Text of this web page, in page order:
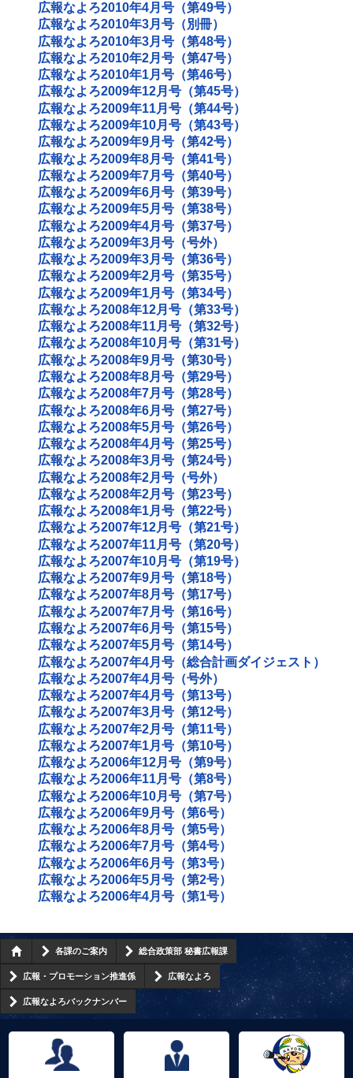
広報なよろ2010年4月号（第49号）
広報なよろ2010年3月号（別冊）
広報なよろ2010年3月号（第48号）
広報なよろ2010年2月号（第47号）
広報なよろ2010年1月号（第46号）
広報なよろ2009年12月号（第45号）
広報なよろ2009年11月号（第44号）
広報なよろ2009年10月号（第43号）
広報なよろ2009年9月号（第42号）
広報なよろ2009年8月号（第41号）
広報なよろ2009年7月号（第40号）
広報なよろ2009年6月号（第39号）
広報なよろ2009年5月号（第38号）
広報なよろ2009年4月号（第37号）
広報なよろ2009年3月号（号外）
広報なよろ2009年3月号（第36号）
広報なよろ2009年2月号（第35号）
広報なよろ2009年1月号（第34号）
広報なよろ2008年12月号（第33号）
広報なよろ2008年11月号（第32号）
広報なよろ2008年10月号（第31号）
広報なよろ2008年9月号（第30号）
広報なよろ2008年8月号（第29号）
広報なよろ2008年7月号（第28号）
広報なよろ2008年6月号（第27号）
広報なよろ2008年5月号（第26号）
広報なよろ2008年4月号（第25号）
広報なよろ2008年3月号（第24号）
広報なよろ2008年2月号（号外）
広報なよろ2008年2月号（第23号）
広報なよろ2008年1月号（第22号）
広報なよろ2007年12月号（第21号）
広報なよろ2007年11月号（第20号）
広報なよろ2007年10月号（第19号）
広報なよろ2007年9月号（第18号）
広報なよろ2007年8月号（第17号）
広報なよろ2007年7月号（第16号）
広報なよろ2007年6月号（第15号）
広報なよろ2007年5月号（第14号）
広報なよろ2007年4月号（総合計画ダイジェスト）
広報なよろ2007年4月号（号外）
広報なよろ2007年4月号（第13号）
広報なよろ2007年3月号（第12号）
広報なよろ2007年2月号（第11号）
広報なよろ2007年1月号（第10号）
広報なよろ2006年12月号（第9号）
広報なよろ2006年11月号（第8号）
広報なよろ2006年10月号（第7号）
広報なよろ2006年9月号（第6号）
広報なよろ2006年8月号（第5号）
広報なよろ2006年7月号（第4号）
広報なよろ2006年6月号（第3号）
広報なよろ2006年5月号（第2号）
広報なよろ2006年4月号（第1号）
各課のご案内 総合政策部 秘書広報課
広報・プロモーション推進係 広報なよろ
広報なよろバックナンバー